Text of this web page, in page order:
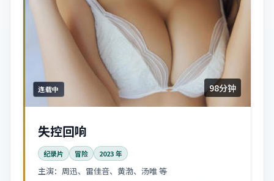
连载中 98分钟
失控回响
纪录片 冒险 2023年
主演： 周迅、雷佳音、黄渤、汤唯 等